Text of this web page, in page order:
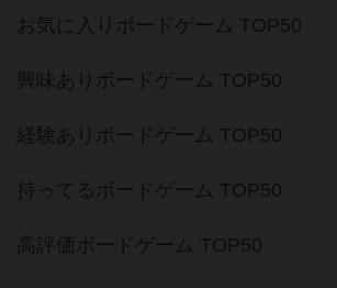
お気に入りボードゲーム TOP50
興味ありボードゲーム TOP50
経験ありボードゲーム TOP50
持ってるボードゲーム TOP50
高評価ボードゲーム TOP50